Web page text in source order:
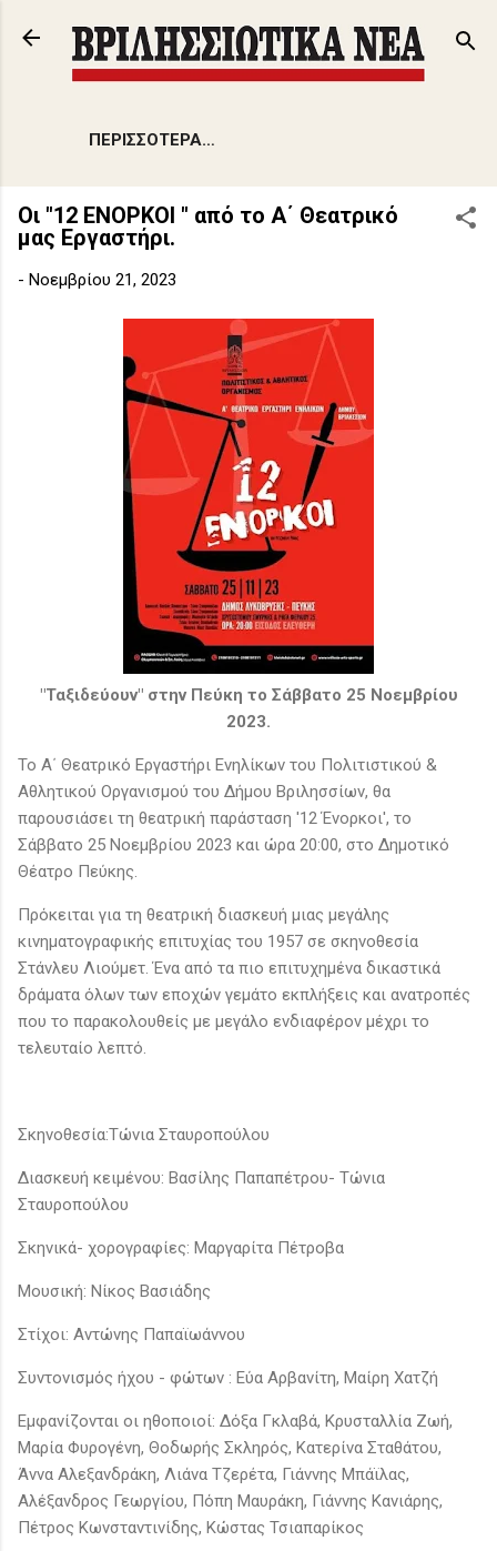
Μετάβαση στο κύριο περιεχόμενο
ΠΕΡΙΣΣΌΤΕΡΑ…
Οι "12 ΕΝΟΡΚΟΙ " από το Α΄ Θεατρικό
μας Εργαστήρι.
- Νοεμβρίου 21, 2023
"Ταξιδεύουν" στην Πεύκη το Σάββατο 25 Νοεμβρίου
2023.
Το Α΄ Θεατρικό Εργαστήρι Ενηλίκων του Πολιτιστικού &
Αθλητικού Οργανισμού του Δήμου Βριλησσίων, θα
παρουσιάσει τη θεατρική παράσταση '12 Ένορκοι', το
Σάββατο 25 Νοεμβρίου 2023 και ώρα 20:00, στο Δημοτικό
Θέατρο Πεύκης.
Πρόκειται για τη θεατρική διασκευή μιας μεγάλης
κινηματογραφικής επιτυχίας του 1957 σε σκηνοθεσία
Στάνλευ Λιούμετ. Ένα από τα πιο επιτυχημένα δικαστικά
δράματα όλων των εποχών γεμάτο εκπλήξεις και ανατροπές
που το παρακολουθείς με μεγάλο ενδιαφέρον μέχρι το
τελευταίο λεπτό.
Σκηνοθεσία:Τώνια Σταυροπούλου
Διασκευή κειμένου: Βασίλης Παπαπέτρου- Τώνια
Σταυροπούλου
Σκηνικά- χορογραφίες: Μαργαρίτα Πέτροβα
Μουσική: Νίκος Βασιάδης
Στίχοι: Αντώνης Παπαϊωάννου
Συντονισμός ήχου - φώτων : Εύα Αρβανίτη, Μαίρη Χατζή
Εμφανίζονται οι ηθοποιοί: Δόξα Γκλαβά, Κρυσταλλία Ζωή,
Μαρία Φυρογένη, Θοδωρής Σκληρός, Κατερίνα Σταθάτου,
Άννα Αλεξανδράκη, Λιάνα Τζερέτα, Γιάννης Μπάϊλας,
Αλέξανδρος Γεωργίου, Πόπη Μαυράκη, Γιάννης Κανιάρης,
Πέτρος Κωνσταντινίδης, Κώστας Τσιαπαρίκος